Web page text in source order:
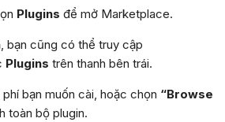
Plugins để mở Marketplace.
, bạn cũng có thể truy cập
Plugins trên thanh bên trái.
bạn muốn cài, hoặc chọn “Browse
toàn bộ plugin.